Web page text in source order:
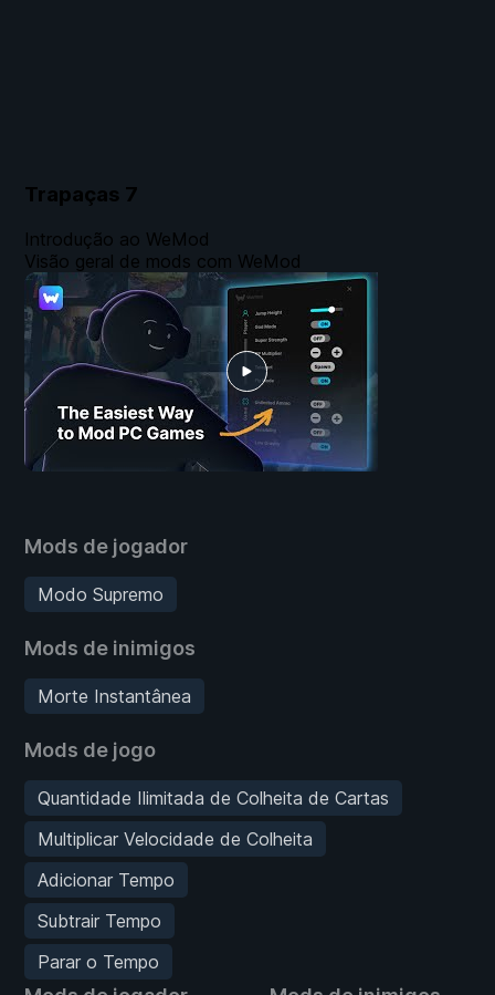
Trapaças 7
Mods de jogador
Modo Supremo
Mods de inimigos
Morte Instantânea
Mods de jogo
Quantidade Ilimitada de Colheita de Cartas
Multiplicar Velocidade de Colheita
Adicionar Tempo
Subtrair Tempo
Parar o Tempo
Introdução ao WeMod
Visão geral de mods com WeMod